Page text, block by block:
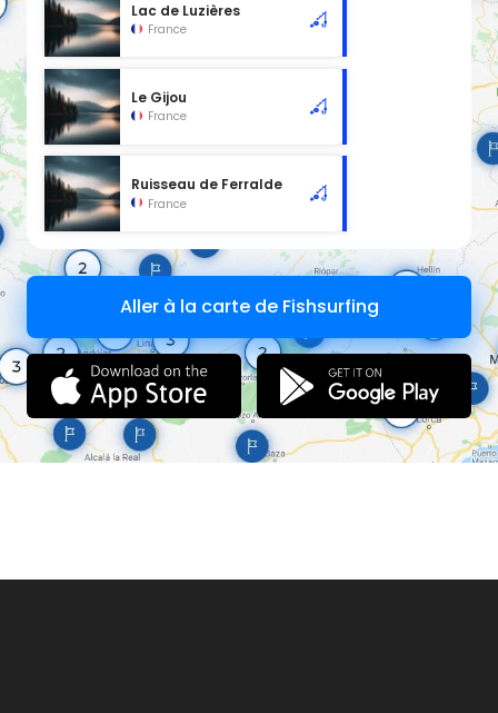
Lac de Luzières
France
Le Gijou
France
Ruisseau de Ferralde
France
Aller à la carte de Fishsurfing